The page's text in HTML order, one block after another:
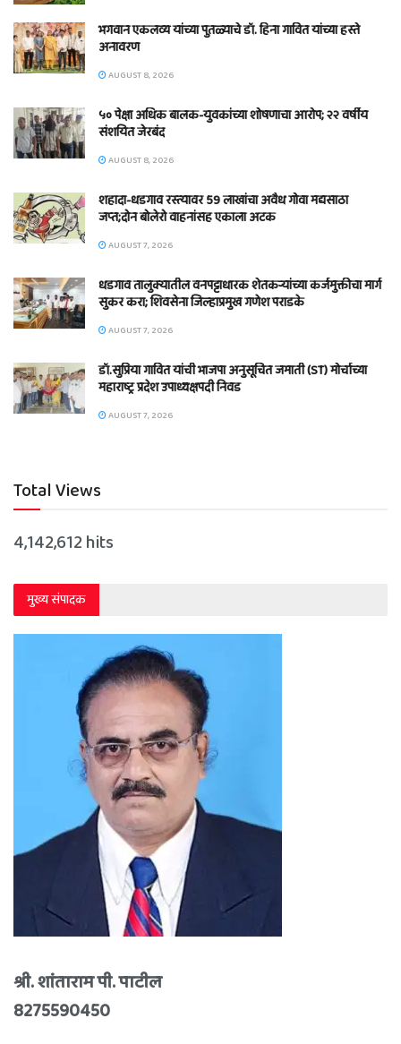
भगवान एकलव्य यांच्या पुतळ्याचे डॉ. हिना गावित यांच्या हस्ते
अनावरण
AUGUST 8, 2026
५० पेक्षा अधिक बालक-युवकांच्या शोषणाचा आरोप; २२ वर्षीय
संशयित जेरबंद
AUGUST 8, 2026
शहादा-धडगाव रस्त्यावर 59 लाखांचा अवैध गोवा मद्यसाठा
जप्त;दोन बोलेरो वाहनांसह एकाला अटक
AUGUST 7, 2026
धडगाव तालुक्यातील वनपट्टाधारक शेतकऱ्यांच्या कर्जमुक्तीचा मार्ग
सुकर करा; शिवसेना जिल्हाप्रमुख गणेश पराडके
AUGUST 7, 2026
डॉ.सुप्रिया गावित यांची भाजपा अनुसूचित जमाती (ST) मोर्चाच्या
महाराष्ट्र प्रदेश उपाध्यक्षपदी निवड
AUGUST 7, 2026
Total Views
4,142,612 hits
मुख्य संपादक
श्री. शांताराम पी. पाटील
8275590450